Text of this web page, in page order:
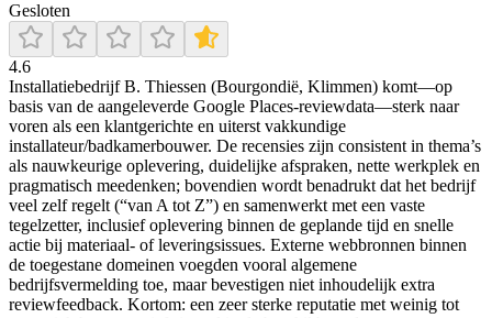
Gesloten
4.6
Installatiebedrijf B. Thiessen (Bourgondië, Klimmen) komt—op
basis van de aangeleverde Google Places-reviewdata—sterk naar
voren als een klantgerichte en uiterst vakkundige
installateur/badkamerbouwer. De recensies zijn consistent in thema’s
als nauwkeurige oplevering, duidelijke afspraken, nette werkplek en
pragmatisch meedenken; bovendien wordt benadrukt dat het bedrijf
veel zelf regelt (“van A tot Z”) en samenwerkt met een vaste
tegelzetter, inclusief oplevering binnen de geplande tijd en snelle
actie bij materiaal- of leveringsissues. Externe webbronnen binnen
de toegestane domeinen voegden vooral algemene
bedrijfsvermelding toe, maar bevestigen niet inhoudelijk extra
reviewfeedback. Kortom: een zeer sterke reputatie met weinig tot